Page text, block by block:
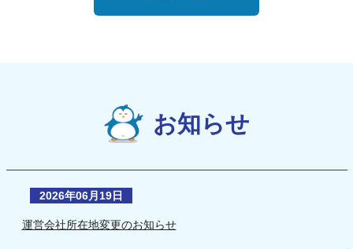
お知らせ
2026年06月19日
運営会社所在地変更のお知らせ